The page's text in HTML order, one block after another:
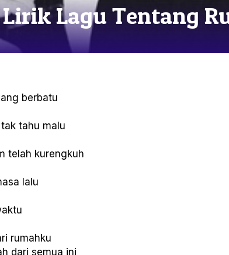
Lirik Lagu Tentang
berbatu
tahu malu
telah kurengkuh
lalu
rumahku
dari semua ini